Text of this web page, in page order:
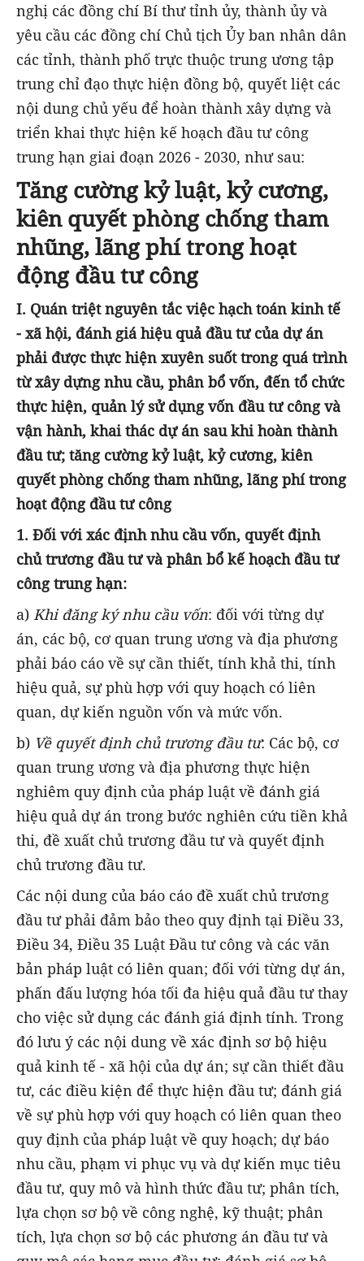
nghị các đồng chí Bí thư tỉnh ủy, thành ủy và
yêu cầu các đồng chí Chủ tịch Ủy ban nhân dân
các tỉnh, thành phố trực thuộc trung ương tập
trung chỉ đạo thực hiện đồng bộ, quyết liệt các
nội dung chủ yếu để hoàn thành xây dựng và
triển khai thực hiện kế hoạch đầu tư công
trung hạn giai đoạn 2026 - 2030, như sau:
Tăng cường kỷ luật, kỷ cương,
kiên quyết phòng chống tham
nhũng, lãng phí trong hoạt
động đầu tư công
I. Quán triệt nguyên tắc việc hạch toán kinh tế
- xã hội, đánh giá hiệu quả đầu tư của dự án
phải được thực hiện xuyên suốt trong quá trình
từ xây dựng nhu cầu, phân bổ vốn, đến tổ chức
thực hiện, quản lý sử dụng vốn đầu tư công và
vận hành, khai thác dự án sau khi hoàn thành
đầu tư; tăng cường kỷ luật, kỷ cương, kiên
quyết phòng chống tham nhũng, lãng phí trong
hoạt động đầu tư công
1. Đối với xác định nhu cầu vốn, quyết định
chủ trương đầu tư và phân bổ kế hoạch đầu tư
công trung hạn:
a) Khi đăng ký nhu cầu vốn: đối với từng dự
án, các bộ, cơ quan trung ương và địa phương
phải báo cáo về sự cần thiết, tính khả thi, tính
hiệu quả, sự phù hợp với quy hoạch có liên
quan, dự kiến nguồn vốn và mức vốn.
b) Về quyết định chủ trương đầu tư: Các bộ, cơ
quan trung ương và địa phương thực hiện
nghiêm quy định của pháp luật về đánh giá
hiệu quả dự án trong bước nghiên cứu tiền khả
thi, đề xuất chủ trương đầu tư và quyết định
chủ trương đầu tư.
Các nội dung của báo cáo đề xuất chủ trương
đầu tư phải đảm bảo theo quy định tại Điều 33,
Điều 34, Điều 35 Luật Đầu tư công và các văn
bản pháp luật có liên quan; đối với từng dự án,
phấn đấu lượng hóa tối đa hiệu quả đầu tư thay
cho việc sử dụng các đánh giá định tính. Trong
đó lưu ý các nội dung về xác định sơ bộ hiệu
quả kinh tế - xã hội của dự án; sự cần thiết đầu
tư, các điều kiện để thực hiện đầu tư; đánh giá
về sự phù hợp với quy hoạch có liên quan theo
quy định của pháp luật về quy hoạch; dự báo
nhu cầu, phạm vi phục vụ và dự kiến mục tiêu
đầu tư, quy mô và hình thức đầu tư; phân tích,
lựa chọn sơ bộ về công nghệ, kỹ thuật; phân
tích, lựa chọn sơ bộ các phương án đầu tư và